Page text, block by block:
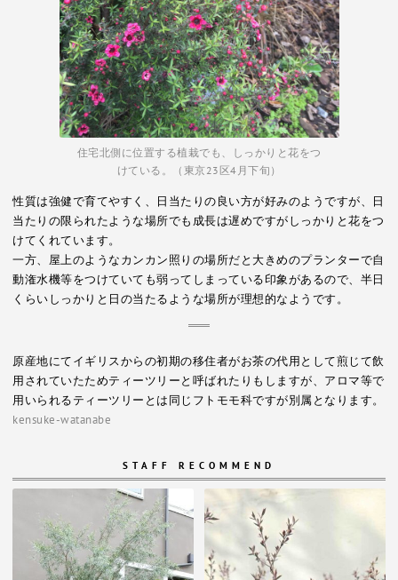
住宅北側に位置する植栽でも、しっかりと花をつ
けている。（東京23区4月下旬）
性質は強健で育てやすく、日当たりの良い方が好みのようですが、日
当たりの限られたような場所でも成長は遅めですがしっかりと花をつ
けてくれています。
一方、屋上のようなカンカン照りの場所だと大きめのプランターで自
動潅水機等をつけていても弱ってしまっている印象があるので、半日
くらいしっかりと日の当たるような場所が理想的なようです。
原産地にてイギリスからの初期の移住者がお茶の代用として煎じて飲
用されていたためティーツリーと呼ばれたりもしますが、アロマ等で
用いられるティーツリーとは同じフトモモ科ですが別属となります。
kensuke-watanabe
STAFF RECOMMEND